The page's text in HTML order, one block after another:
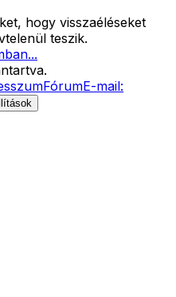
hogy visszaéléseket
teszik.
FórumE-mail: